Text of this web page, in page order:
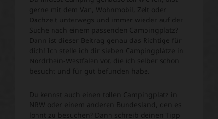
gerne mit dem Van, Wohnmobil, Zelt oder
Dachzelt unterwegs und immer wieder auf der
Suche nach einem passenden Campingplatz?
Dann ist dieser Beitrag genau das Richtige für
dich! Ich stelle ich dir sieben Campingplätze in
Nordrhein-Westfalen vor, die ich selber schon
besucht und für gut befunden habe.
Du kennst auch einen tollen Campingplatz in
NRW oder einem anderen Bundesland, den es
lohnt zu besuchen? Dann schreib deinen Tipp